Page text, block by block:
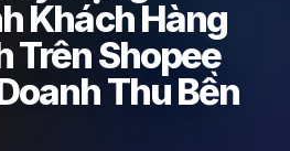
Khách Hàng
Trên Shopee
Thu Bền